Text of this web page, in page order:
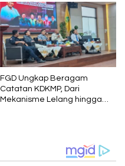
FGD Ungkap Beragam
Catatan KDKMP, Dari
Mekanisme Lelang hingga